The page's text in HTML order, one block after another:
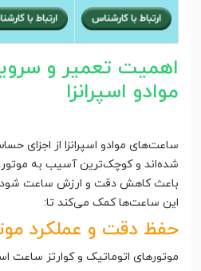
اهمیت تعمیر و
موادو اسپرانزا
ساعت‌های موادو اسپرانزا از اجزای
شده‌اند و کوچک‌ترین آسیب به
باعث کاهش دقت و ارزش ساعت
این ساعت‌ها کمک می‌کند تا:
حفظ دقت و عملکرد
موتورهای اتوماتیک و کوارتز ساعت